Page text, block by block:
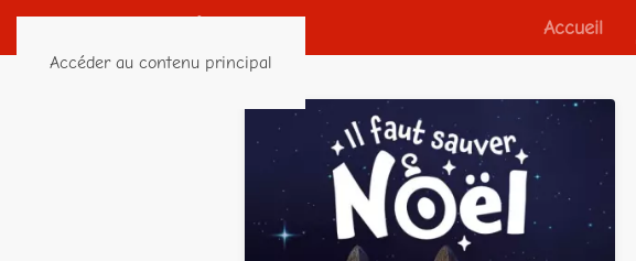
Accéder au contenu principal
Accueil